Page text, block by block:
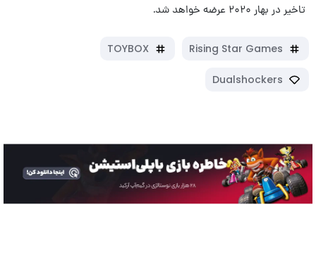
تاخیر در بهار ۲۰۲۰ عرضه خواهد شد.
Rising Star Games
TOYBOX
Dualshockers